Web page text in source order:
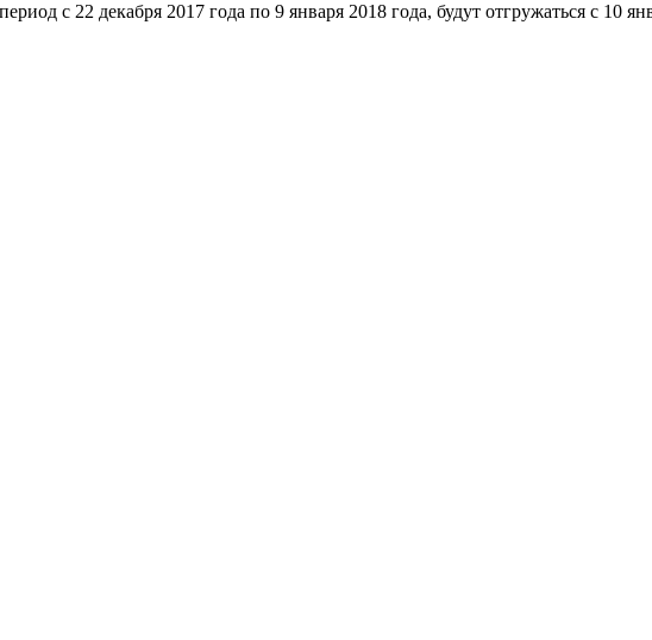
с 22 декабря 2017 года по 9 января 2018 года, будут отгружаться с